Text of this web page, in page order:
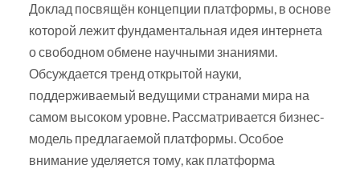
Доклад посвящён концепции платформы, в основе
которой лежит фундаментальная идея интернета
о свободном обмене научными знаниями.
Обсуждается тренд открытой науки,
поддерживаемый ведущими странами мира на
самом высоком уровне. Рассматривается бизнес-
модель предлагаемой платформы. Особое
внимание уделяется тому, как платформа